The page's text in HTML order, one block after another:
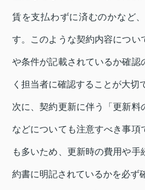
賃を支払わずに済むのかなど
す。このような契約内容につい
や条件が記載されているか確認
く担当者に確認することが大切
次に、契約更新に伴う「更新料
などについても注意すべき事
も多いため、更新時の費用や
約書に明記されているかを必ず